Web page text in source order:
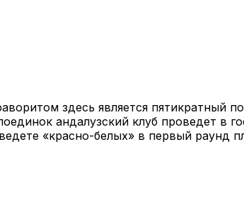
здесь является пятикратный
андалузский клуб проведет в
«красно-белых» в первый раунд